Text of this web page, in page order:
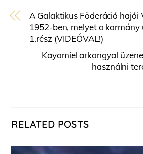
A Galaktikus Föderáció
1952-ben, melyet a kormány
1.rész (VIDEÓVAL!)
Kayamiel arkangyal
használni
RELATED POSTS